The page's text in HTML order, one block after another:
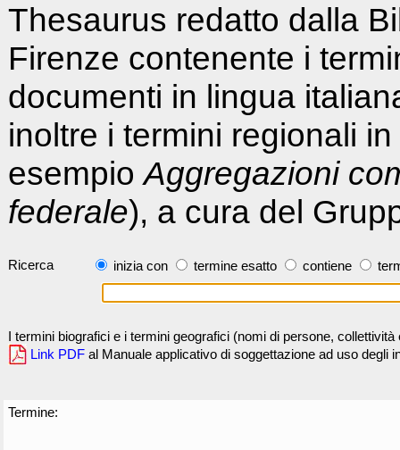
Thesaurus redatto dalla
Firenze contenente i
documenti in lingua
inoltre i termini regionali
esempioAggregazioni
federale), a cura del
Ricerca inizia con termine esatto contiene
I termini biografici e i termini geografici (nomi di persone,
Link PDF al Manuale applicativo di soggettazione ad uso degli
Termine: